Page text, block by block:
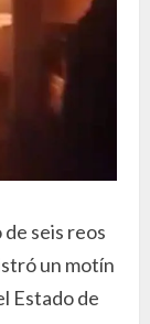
seis reos
un motín
Estado de